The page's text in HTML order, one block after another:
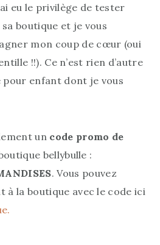
eu le privilège de tester
boutique et je vous
mon coup de cœur (oui
!!). Ce n’est rien d’autre
pour enfant dont je vous
un code promo de
bellybulle :
. Vous pouvez
à la boutique avec le code ici